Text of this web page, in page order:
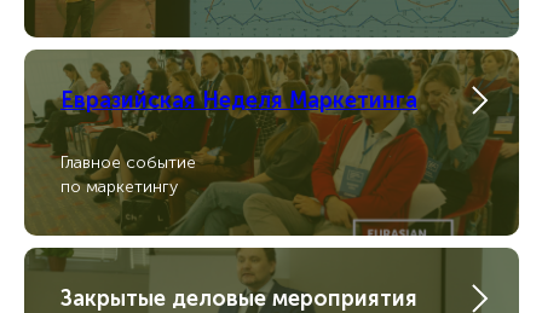
Евразийская Неделя Маркетинга
Главное событие
по маркетингу
Закрытые деловые мероприятия